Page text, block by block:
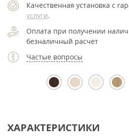
Качественная установка с
услуги.
Оплата при получении
безналичный расчет
Частые вопросы
ХАРАКТЕРИСТИКИ